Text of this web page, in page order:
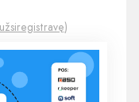
užsiregistravę)